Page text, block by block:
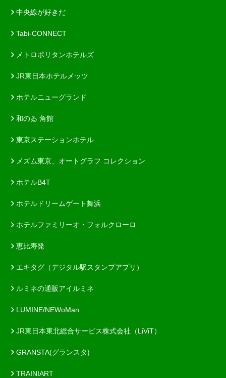
中央線が好きだ
Tabi-CONNECT
メトロポリタンホテルズ
JR東日本ホテルメッツ
ホテルニューグランド
和のゐ 角館
東京ステーションホテル
メズム東京、オートグラフ コレクション
ホテルB4T
ホテルドリームゲート舞浜
ホテルファミリーオ・フォルクローロ
恵比寿発
エキタグ（デジタル駅スタンプアプリ）
ルミネの通販アイルミネ
LUMINE/NEWoMan
JR東日本東北総合サービス株式会社（LiViT）
GRANSTA(グランスタ)
TRAINIART